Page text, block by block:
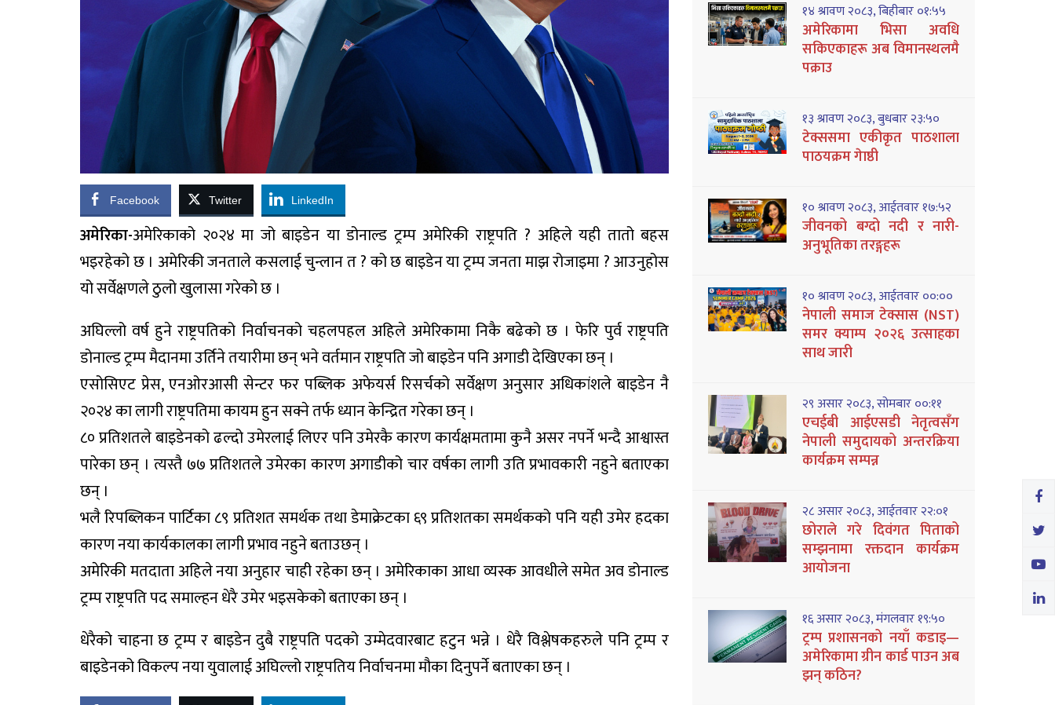
Facebook Twitter LinkedIn
अमेरिका-अमेरिकाको २०२४ मा जो बाइडेन या डोनाल्ड ट्रम्प अमेरिकी राष्ट्रपति ? अहिले यही तातो बहस
भइरहेको छ । अमेरिकी जनताले कसलाई चुन्लान त ? को छ बाइडेन या ट्रम्प जनता माझ रोजाइमा ? आउनुहोस
यो सर्वेक्षणले ठुलो खुलासा गरेको छ ।
अघिल्लो वर्ष हुने राष्ट्रपतिको निर्वाचनको चहलपहल अहिले अमेरिकामा निकै बढेको छ । फेरि पुर्व राष्ट्रपति
डोनाल्ड ट्रम्प मैदानमा उर्तिने तयारीमा छन् भने वर्तमान राष्ट्रपति जो बाइडेन पनि अगाडी देखिएका छन् ।
एसोसिएट प्रेस, एनओरआसी सेन्टर फर पब्लिक अफेयर्स रिसर्चको सर्वेक्षण अनुसार अधिकांशले बाइडेन नै
२०२४ का लागी राष्ट्रपतिमा कायम हुन सक्ने तर्फ ध्यान केन्द्रित गरेका छन् ।
८० प्रतिशतले बाइडेनको ढल्दो उमेरलाई लिएर पनि उमेरकै कारण कार्यक्षमतामा कुनै असर नपर्ने भन्दै आश्वास्त
पारेका छन् । त्यस्तै ७७ प्रतिशतले उमेरका कारण अगाडीको चार वर्षका लागी उति प्रभावकारी नहुने बताएका
छन् ।
भलै रिपब्लिकन पार्टिका ८९ प्रतिशत समर्थक तथा डेमाक्रेटका ६९ प्रतिशतका समर्थकको पनि यही उमेर हदका
कारण नया कार्यकालका लागी प्रभाव नहुने बताउछन् ।
अमेरिकी मतदाता अहिले नया अनुहार चाही रहेका छन् । अमेरिकाका आधा व्यस्क आवधीले समेत अव डोनाल्ड
ट्रम्प राष्ट्रपति पद समाल्हन धेरै उमेर भइसकेको बताएका छन् ।
धेरैको चाहना छ ट्रम्प र बाइडेन दुबै राष्ट्रपति पदको उम्मेदवारबाट हटुन भन्ने । धेरै विश्लेषकहरुले पनि ट्रम्प र
बाइडेनको विकल्प नया युवालाई अघिल्लो राष्ट्रपतिय निर्वाचनमा मौका दिनुपर्ने बताएका छन् ।
१४ श्रावण २०८३, बिहीबार ०१:५५
अमेरिकामा भिसा अवधि
सकिएकाहरू अब विमानस्थलमै
पक्राउ
१३ श्रावण २०८३, बुधबार २३:५०
टेक्ससमा एकीकृत पाठशाला
पाठयक्रम गेाष्ठी
१० श्रावण २०८३, आईतवार १७:५२
जीवनको बग्दो नदी र नारी-
अनुभूतिका तरङ्गहरू
१० श्रावण २०८३, आईतवार ००:००
नेपाली समाज टेक्सास (NST)
समर क्याम्प २०२६ उत्साहका
साथ जारी
२९ असार २०८३, सोमबार ००:११
एचईबी आईएसडी नेतृत्वसँग
नेपाली समुदायको अन्तरक्रिया
कार्यक्रम सम्पन्न
२८ असार २०८३, आईतवार २२:०१
छोराले गरे दिवंगत पिताको
सम्झनामा रक्तदान कार्यक्रम
आयोजना
१६ असार २०८३, मंगलवार १९:५०
ट्रम्प प्रशासनको नयाँ कडाइ—
अमेरिकामा ग्रीन कार्ड पाउन अब
झन् कठिन?